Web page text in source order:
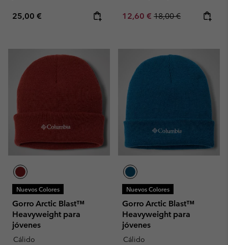
Regular price:
25,00 € Sale price:
12,60 € Regular price:
18,00 €
Nuevos Colores
Gorro Arctic Blast™
Heavyweight para
jóvenes
Cálido
Nuevos Colores
Gorro Arctic Blast™
Heavyweight para
jóvenes
Cálido